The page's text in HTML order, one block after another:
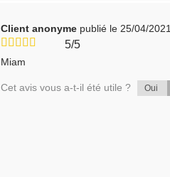
Client anonyme publié le 25/04/2021
5/5
Miam
Cet avis vous a-t-il été utile ? Oui